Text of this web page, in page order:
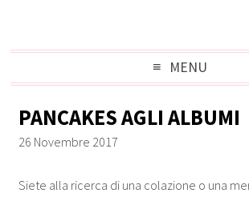
MENU
PANCAKES AGLI ALBUMI
26 Novembre 2017
Siete alla ricerca di una colazione o una